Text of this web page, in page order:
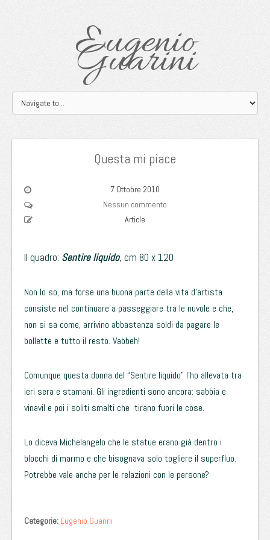
Eugenio
Guarini
Questa mi piace
7 Ottobre 2010
Nessun commento
Article
Il quadro: Sentire liquido, cm 80 x 120
Non lo so, ma forse una buona parte della vita d’artista
consiste nel continuare a passeggiare tra le nuvole e che,
non si sa come, arrivino abbastanza soldi da pagare le
bollette e tutto il resto. Vabbeh!
Comunque questa donna del “Sentire liquido” l’ho allevata tra
ieri sera e stamani. Gli ingredienti sono ancora: sabbia e
vinavil e poi i soliti smalti che tirano fuori le cose.
Lo diceva Michelangelo che le statue erano già dentro i
blocchi di marmo e che bisognava solo togliere il superfluo.
Potrebbe vale anche per le relazioni con le persone?
Categorie: Eugenio Guarini